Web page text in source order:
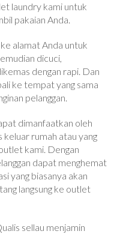
laundry kami untuk
pakaian Anda.
alamat Anda untuk
dicuci,
dengan rapi. Dan
ke tempat yang sama
pelanggan.
dimanfaatkan oleh
keluar rumah atau yang
kami. Dengan
dapat menghemat
yang biasanya akan
langsung ke outlet
sellau menjamin